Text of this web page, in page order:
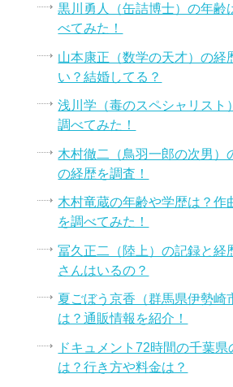
黒川勇人（缶詰博士）の年齢
べてみた！
山本康正（数学の天才）の経
い？結婚してる？
浅川学（毒のスペシャリスト
調べてみた！
木村徹二（鳥羽一郎の次男）
の経歴を調査！
木村竜蔵の年齢や学歴は？作
を調べてみた！
冨久正二（陸上）の記録と経
さんはいるの？
夏ごぼう京香（群馬県伊勢崎
は？通販情報を紹介！
ドキュメント72時間の千葉
は？行き方や料金は？